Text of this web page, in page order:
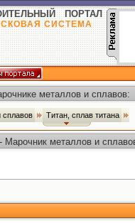
ПОРТАЛ
СИСТЕМА
металлов и сплавов:
сплавов Титан, сплав титана
Марочник металлов и